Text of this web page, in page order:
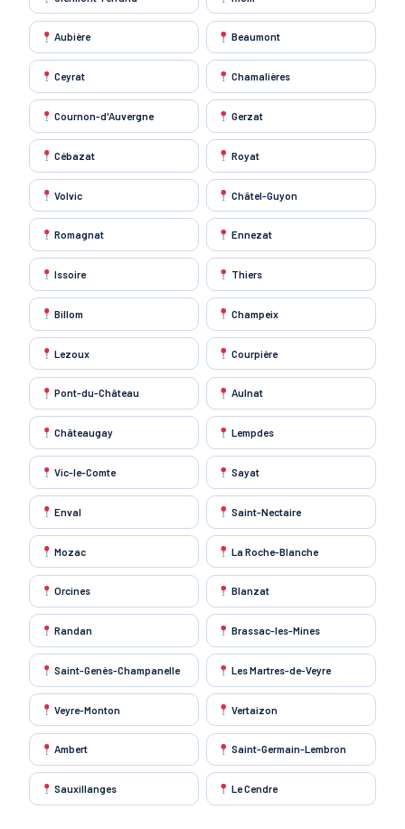
Aubière Beaumont
Ceyrat Chamalières
Cournon-d'Auvergne Gerzat
Cébazat Royat
Volvic Châtel-Guyon
Romagnat Ennezat
Issoire Thiers
Billom Champeix
Lezoux Courpière
Pont-du-Château Aulnat
Châteaugay Lempdes
Vic-le-Comte Sayat
Enval Saint-Nectaire
Mozac La Roche-Blanche
Orcines Blanzat
Randan Brassac-les-Mines
Saint-Genès-Champanelle Les Martres-de-Veyre
Veyre-Monton Vertaizon
Ambert Saint-Germain-Lembron
Sauxillanges Le Cendre